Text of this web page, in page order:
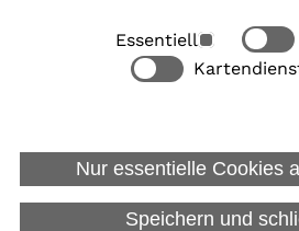
Rechtliches
Allgemeine
Datenschutzinformation
Impressum
Essentiell
Nur essentielle Cookies
Speichern und